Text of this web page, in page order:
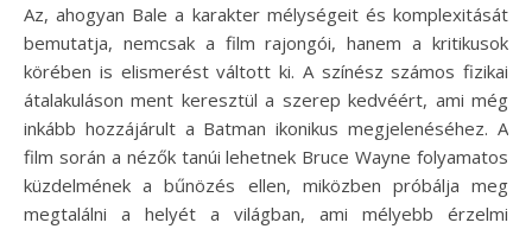
Az, ahogyan Bale a karakter mélységeit és komplexitását
bemutatja, nemcsak a film rajongói, hanem a kritikusok
körében is elismerést váltott ki. A színész számos fizikai
átalakuláson ment keresztül a szerep kedvéért, ami még
inkább hozzájárult a Batman ikonikus megjelenéséhez. A
film során a nézők tanúi lehetnek Bruce Wayne folyamatos
küzdelmének a bűnözés ellen, miközben próbálja meg
megtalálni a helyét a világban, ami mélyebb érzelmi